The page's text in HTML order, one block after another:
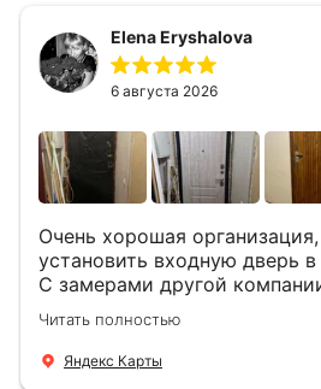
установили две двери,
вопросы . Выполненной
Огромная всем
Elena Eryshalova
6 августа 2026
Очень хорошая
установить входную дверь
С замерами другой
компании Филлип, быстро
варианты дверей, монтаж
четкий, позвонили,
Читать полностью
Яндекс Карты